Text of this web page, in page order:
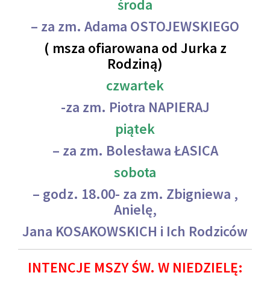
środa
– za zm. Adama OSTOJEWSKIEGO
( msza ofiarowana od Jurka z
Rodziną)
czwartek
-za zm. Piotra NAPIERAJ
piątek
– za zm. Bolesława ŁASICA
sobota
– godz. 18.00- za zm. Zbigniewa ,
Anielę,
Jana KOSAKOWSKICH i Ich Rodziców
INTENCJE MSZY ŚW. W NIEDZIELĘ: